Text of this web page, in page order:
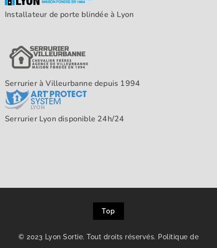
Installateur de porte blindée à Lyon
Serrurier à Villeurbanne depuis 1994
Serrurier Lyon disponible 24h/24
© 2023 Lyon Sortie. Tout droits réservés. Politique de
Top